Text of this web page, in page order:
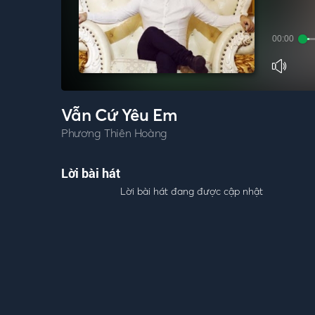
00:00
Vẫn Cứ Yêu Em
Phương Thiên Hoàng
Lời bài hát
Lời bài hát đang được cập nhật